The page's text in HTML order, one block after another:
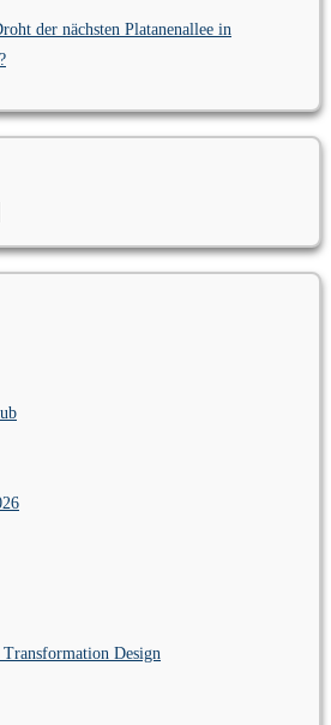
der nächsten Platanenallee in
Design